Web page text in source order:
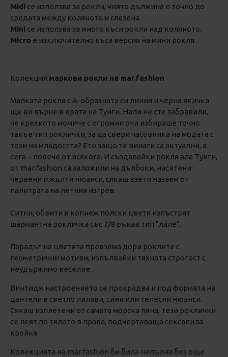
Midi се използва за рокли, чиято дължина е точно до
средата между коляното и глезена.
Mini се използва за много къси рокли над коляното.
Micro е изключително къса версия на мини рокля.
Колекция маркови рокли на mar.fashion
Малката рокля с А-образната си линия и черна якичка
ще ви върне в ерата на Туиги. Нали не сте забравили,
че крехкото момиче с огромни очи избираше точно
такъв тип роклички, за да свери часовника на модата с
този на младостта? Ето защо те винаги са актуални, а
сега – повече от всякога. И създавайки рокля ала Туиги,
от mar.fashion са заложили на дълбоки, наситени
червени и жълти нюанси, сякаш взети назаем от
палитрата на летния изгрев.
Ситни, обвити в копнеж полски цветя изпъстрят
шармантна рокличка със 7/8 ръкав тип “лале”.
Парадът на цветята превзема дори роклите с
геометрични мотиви, изпълвайки тяхната строгост с
неудържимо веселие.
Винтидж настроението се прокрадва и под формата на
дантели в светло лилави, сини или телесни нюанси.
Сякаш изплетени от самата морска пяна, тези роклички
се леят по тялото в права, подчертаваща сексапила
кройка.
Колекцията на mar.fashion би била непълна без още